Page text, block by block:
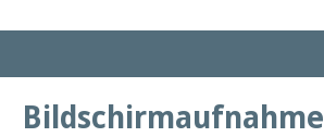
Bildschirmaufnahme